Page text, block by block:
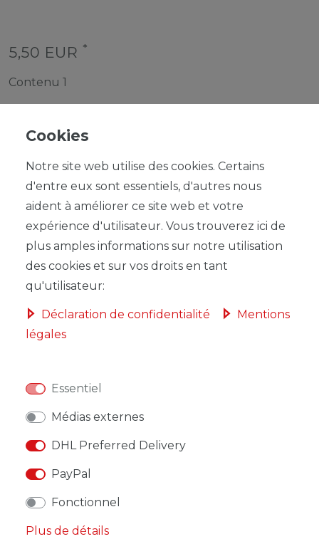
5,50 EUR *
Contenu 1
* avec TVA hors
AUTRES DÉTAILS
RESPONSABLE DE L'UE
Cookies
Notre site web utilise des cookies. Certains
d'entre eux sont essentiels, d'autres nous
aident à améliorer ce site web et votre
expérience d'utilisateur. Vous trouverez ici de
plus amples informations sur notre utilisation
des cookies et sur vos droits en tant
qu'utilisateur:
Déclaration de confidentialité
Mentions
légales
Essentiel
Médias externes
DHL Preferred Delivery
PayPal
Fonctionnel
Plus de détails